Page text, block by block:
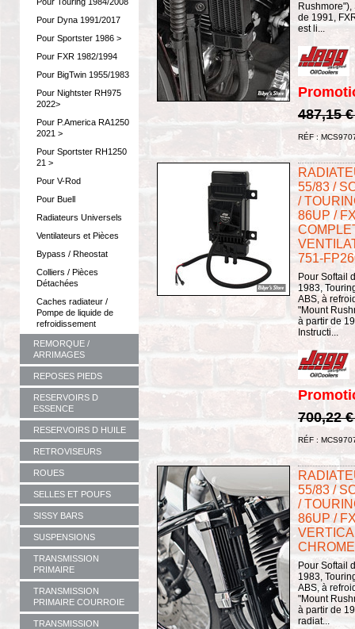
Pour Dyna 1991/2017
Pour Sportster 1986 >
Pour FXR 1982/1994
Pour BigTwin 1955/1983
Pour Nightster RH975
2022>
Pour P.America RA1250
2021 >
Pour Sportster RH1250
21 >
Pour V-Rod
Pour Buell
Radiateurs Universels
Ventilateurs et Pièces
Bypass / Rheostat
Colliers / Pièces
Détachées
Caches radiateur /
Pompe de liquide de
refroidissement
REMORQUE /
ARRIMAGES
REPOSES PIEDS
RESERVOIRS D
ESSENCE
RESERVOIRS D HUILE
RETROVISEURS
ROUES
SELLES ET POUFS
SISSY BARS
SUSPENSIONS
TRANSMISSION
PRIMAIRE
TRANSMISSION
PRIMAIRE COURROIE
TRANSMISSION
de 1991,
est li...
487,15
RÉF :
55/83 /
/
86UP /
751-
Pour Softail
1983,
ABS, à
"Mount
à partir de
Instructi...
700,22
RÉF :
55/83 /
/
86UP /
CHROME
Pour Softail
1983,
ABS, à
"Mount
à partir de
radiat...